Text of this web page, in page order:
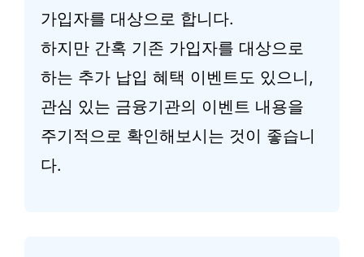
가입자를 대상으로 합니다.
하지만 간혹 기존 가입자를 대상으로
하는 추가 납입 혜택 이벤트도 있으니,
관심 있는 금융기관의 이벤트 내용을
주기적으로 확인해보시는 것이 좋습니
다.